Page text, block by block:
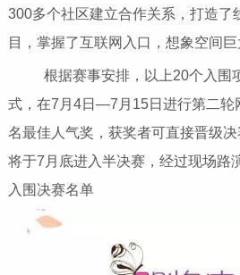
300多个社区建立合作关系，打造了
目，掌握了互联网入口，想象空间巨
根据赛事安排，以上20个入围
式，在7月4日—7月15日进行第二轮
名最佳人气奖，获奖者可直接晋级
将于7月底进入半决赛，经过现场路
入围决赛名单